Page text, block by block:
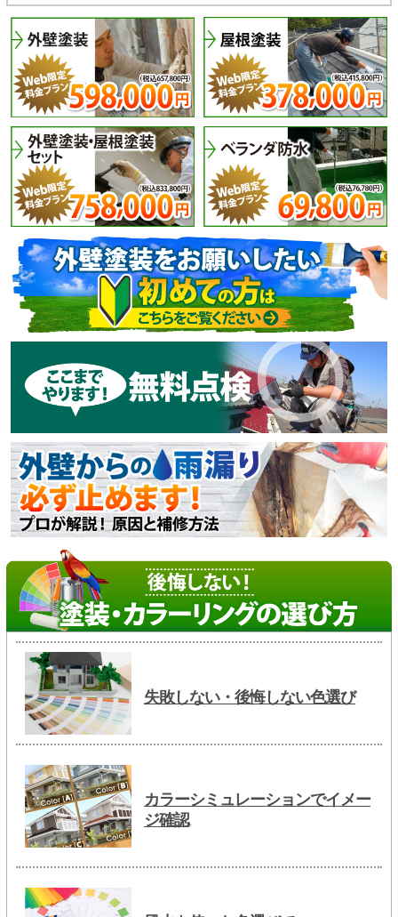
失敗しない・後悔しない色選び
カラーシミュレーションでイメー
ジ確認